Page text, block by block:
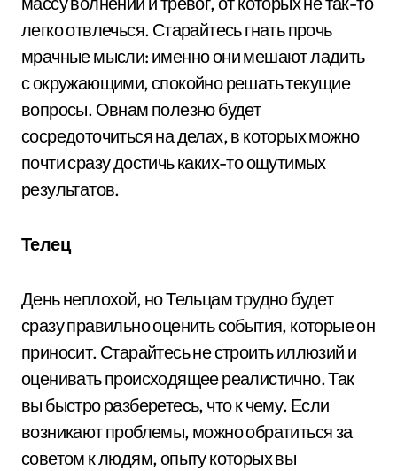
легко отвлечься. Старайтесь гнать прочь
мрачные мысли: именно они мешают ладить
с окружающими, спокойно решать текущие
вопросы. Овнам полезно будет
сосредоточиться на делах, в которых можно
почти сразу достичь каких-то ощутимых
результатов.
Телец
День неплохой, но Тельцам трудно будет
сразу правильно оценить события, которые он
приносит. Старайтесь не строить иллюзий и
оценивать происходящее реалистично. Так
вы быстро разберетесь, что к чему. Если
возникают проблемы, можно обратиться за
советом к людям, опыту которых вы